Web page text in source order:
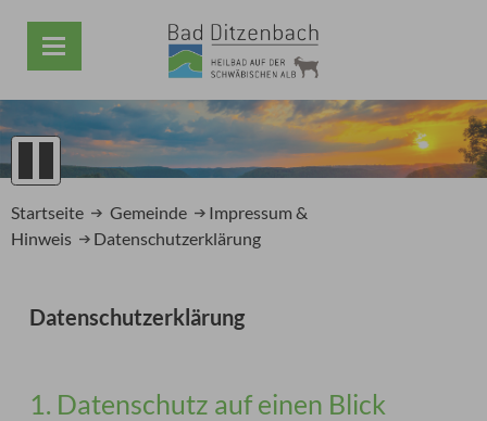
Startseite Gemeinde
Impressum &
Hinweis
Datenschutzerklärung
Datenschutzerklärung
1. Datenschutz auf einen Blick